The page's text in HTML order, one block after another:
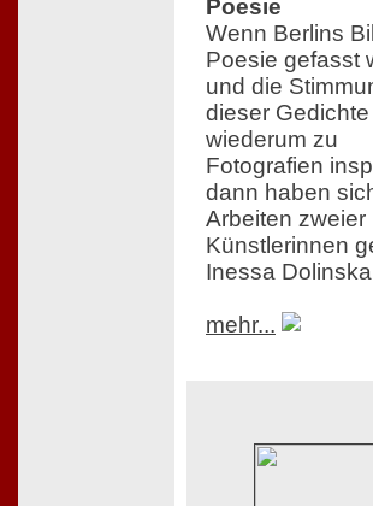
Poesie
Wenn Berlins
Poesie gefasst
und die
dieser Gedichte
wiederum zu
Fotografien
dann haben
Arbeiten zweier
Künstlerinnen
Inessa
mehr...